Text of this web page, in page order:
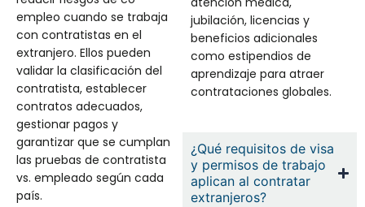
empleo cuando se trabaja
con contratistas en el
extranjero. Ellos pueden
validar la clasificación del
contratista, establecer
contratos adecuados,
gestionar pagos y
garantizar que se cumplan
las pruebas de contratista
vs. empleado según cada
país.
jubilación, licencias y
beneficios adicionales
como estipendios de
aprendizaje para atraer
contrataciones globales.
¿Qué requisitos de visa
y permisos de trabajo
aplican al contratar
extranjeros?